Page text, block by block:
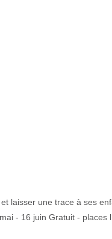
laisser une trace à ses
- 16 juin Gratuit - places